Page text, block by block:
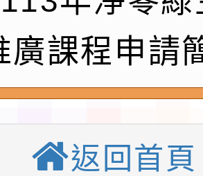
孔廟祈福系列
啟航」
桃園藝術巡演
立東華大學辦理
動站」第二階段
及各區簡章
校安中心白海豚
領人才培育課程
廣課程申請
返回首頁